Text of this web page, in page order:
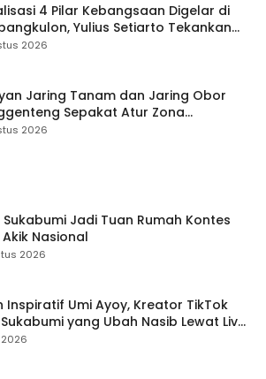
4 Pilar Kebangsaan Digelar di
Yulius Setiarto Tekankan
Persatuan
2026
Jaring Tanam dan Jaring Obor
Sepakat Atur Zona
2026
Jadi Tuan Rumah Kontes
Nasional
2026
Inspiratif Umi Ayoy, Kreator TikTok
yang Ubah Nasib Lewat Live
2026